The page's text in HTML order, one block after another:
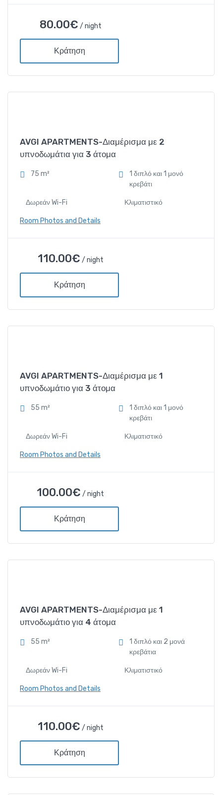
AVGI APARTMENTS-
Διαμέρισμα με 1 υπνοδωμάτιο
για 2 άτομα
Κλιματιστικό
Ντουζιέρα και μπανιέρα
80.00€ / night
Κράτηση
AVGI APARTMENTS-Διαμέρισμα με 2
υπνοδωμάτια για 3 άτομα
75 m²
1 διπλό και 1 μονό
κρεβάτι
Δωρεάν Wi-Fi Κλιματιστικό
Room Photos and Details
AVGI APARTMENTS-
Διαμέρισμα με 2 υπνοδωμάτια
για 3 άτομα
Κλιματιστικό
Ντουζιέρα και μπανιέρα
110.00€ / night
Κράτηση
AVGI APARTMENTS-Διαμέρισμα με 1
υπνοδωμάτιο για 3 άτομα
55 m²
1 διπλό και 1 μονό
κρεβάτι
Δωρεάν Wi-Fi Κλιματιστικό
Room Photos and Details
AVGI APARTMENTS-
Διαμέρισμα με 1 υπνοδωμάτιο
για 3 άτομα
Κλιματιστικό
Ντουζιέρα και μπανιέρα
100.00€ / night
Κράτηση
AVGI APARTMENTS-Διαμέρισμα με 1
υπνοδωμάτιο για 4 άτομα
55 m²
1 διπλό και 2 μονά
κρεβάτια
Δωρεάν Wi-Fi Κλιματιστικό
Room Photos and Details
AVGI APARTMENTS-
Διαμέρισμα με 1 υπνοδωμάτιο
για 4 άτομα
110.00€ / night
Κράτηση